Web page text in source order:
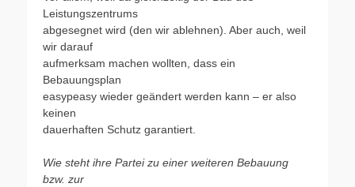
Leistungszentrums
abgesegnet wird (den wir ablehnen). Aber auch, weil
wir darauf
aufmerksam machen wollten, dass ein
Bebauungsplan
easypeasy wieder geändert werden kann – er also
keinen
dauerhaften Schutz garantiert.
Wie steht ihre Partei zu einer weiteren Bebauung
bzw. zur